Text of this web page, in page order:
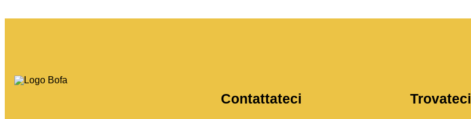
Contattateci Trovateci